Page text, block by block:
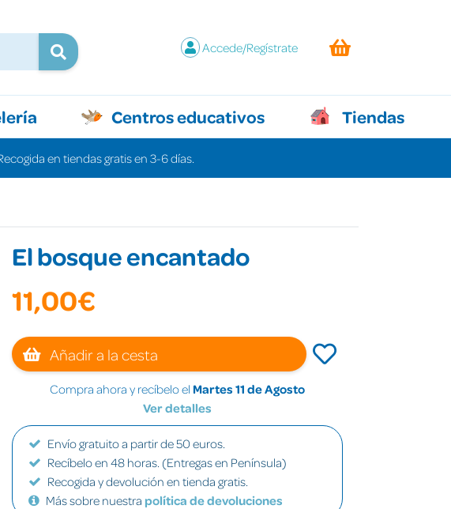
Accede/Regístrate
Centros educativos Tiendas
en tiendas gratis en 3-6 días.
El bosque encantado
11,00€
Añadir a la cesta
Compra ahora y recíbelo el Martes 11 de Agosto
Ver detalles
Envío gratuito a partir de 50 euros.
Recíbelo en 48 horas. (Entregas en Península)
Recogida y devolución en tienda gratis.
Más sobre nuestra política de devoluciones